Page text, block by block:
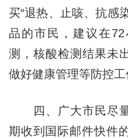
买“退热、止咳、抗感
品的市民，建议在
测，核酸检测结果未
做好健康管理等防控工
四、广大市民尽量
期收到国际邮件快件